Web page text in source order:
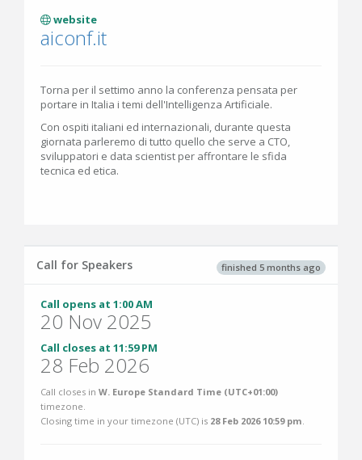
website
aiconf.it
Torna per il settimo anno la conferenza pensata per
portare in Italia i temi dell'Intelligenza Artificiale.
Con ospiti italiani ed internazionali, durante questa
giornata parleremo di tutto quello che serve a CTO,
sviluppatori e data scientist per affrontare le sfida
tecnica ed etica.
finished 5 months ago
Call for Speakers
Call opens at 1:00 AM
20 Nov 2025
Call closes at 11:59 PM
28 Feb 2026
Call closes in W. Europe Standard Time (UTC+01:00)
timezone.
Closing time in your timezone (UTC) is 28 Feb 2026 10:59 pm.